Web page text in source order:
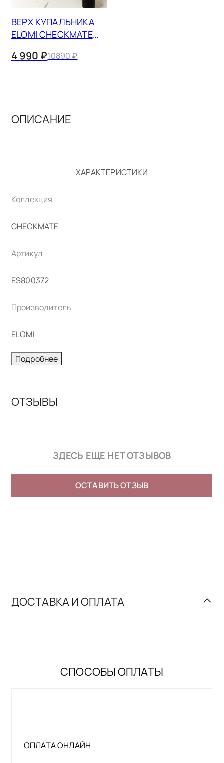
ВЕРХ КУПАЛЬНИКА
ELOMI CHECKMATE
4 990 ₽10890 ₽
ОПИСАНИЕ
ХАРАКТЕРИСТИКИ
Коллекция
CHECKMATE
Артикул
ES800372
Производитель
ELOMI
Подробнее
ОТЗЫВЫ
ЗДЕСЬ ЕЩЕ НЕТ ОТЗЫВОВ
ОСТАВИТЬ ОТЗЫВ
ДОСТАВКА И ОПЛАТА
СПОСОБЫ ОПЛАТЫ
ОПЛАТА ОНЛАЙН